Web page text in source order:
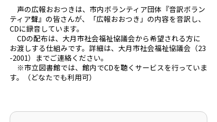
声の広報おおつきは、市内ボランティア団体『音訳ボラン
ティア聲』の皆さんが、「広報おおつき」の内容を音訳し、
CDに録音しています。
CDの配布は、大月市社会福祉協議会から希望される方に
お渡しする仕組みです。詳細は、大月市社会福祉協議会（23
-2001）までご連絡ください。
※市立図書館では、館内でCDを聴くサービスを行っていま
す。（どなたでも利用可）